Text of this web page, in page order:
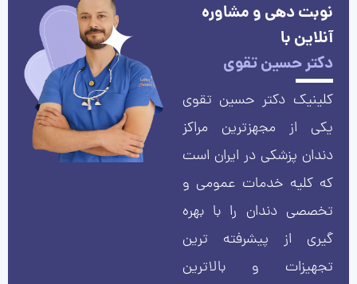
نوبت دهی و مشاوره
آنلاین با
دکتر حسین تقوی
کلینیک دکتر حسین تقوی
یکی از مجهزترین مراکز
دندان پزشکی در ایران است
که کلیه خدمات عمومی و
تخصصی دندان را با بهره
گیری از پیشرفته ترین
تجهیزات و بالاترین